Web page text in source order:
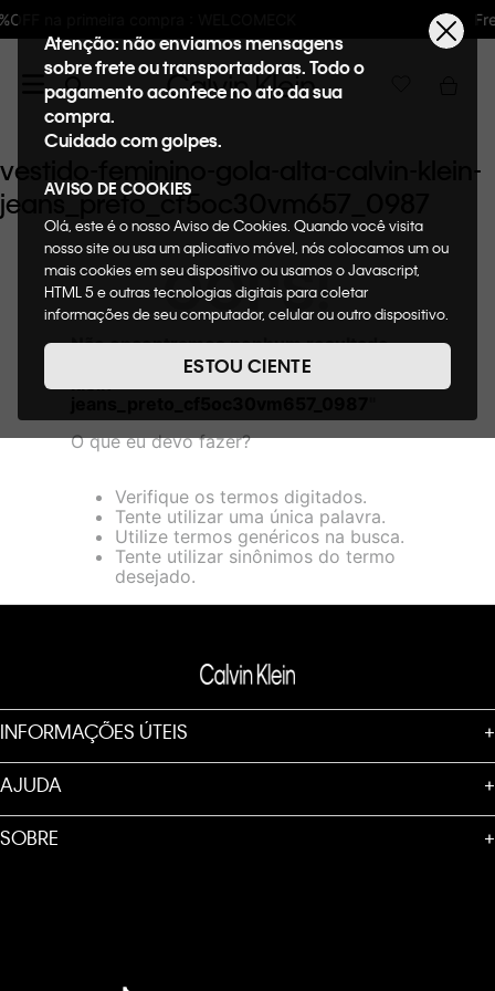
Frete GRÁTIS nas compras
Atenção: não enviamos mensagens
sobre frete ou transportadoras. Todo o
pagamento acontece no ato da sua
compra.
Cuidado com golpes.
AVISO DE COOKIES
Olá, este é o nosso Aviso de Cookies. Quando você visita
nosso site ou usa um aplicativo móvel, nós colocamos um ou
mais cookies em seu dispositivo ou usamos o Javascript,
HTML 5 e outras tecnologias digitais para coletar
informações de seu computador, celular ou outro dispositivo.
de cookies, informaremos quais cookies usaremos e quais
suas funções. A forma como processamos os dados
nosso Aviso de Privacidade. Quando você visita nosso site,
consideraremos isso como sua solicitação específica para
entre outros, a capacidade de comprar um item em nossa
loja virtual. Para maiores informações sobre o nosso aviso de
Cookies acesse o link.
ESTOU CIENTE
vestido-feminino-gola-alta-calvin-klein-
jeans_preto_cf5oc30vm657_0987
OOPS!
Não encontramos nenhum resultado
vestido-feminino-gola-alta-calvin-
klein-
O que eu devo fazer?
Verifique os termos digitados.
Tente utilizar uma única palavra.
Utilize termos genéricos na busca.
Tente utilizar sinônimos do termo
desejado.
INFORMAÇÕES ÚTEIS +
AJUDA +
SOBRE +